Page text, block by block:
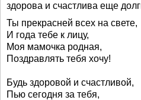
здорова и счастлива еще
Ты прекрасней всех на свете,
И года тебе к лицу,
Моя мамочка родная,
Поздравлять тебя хочу!
Будь здоровой и счастливой,
Пью сегодня за тебя,